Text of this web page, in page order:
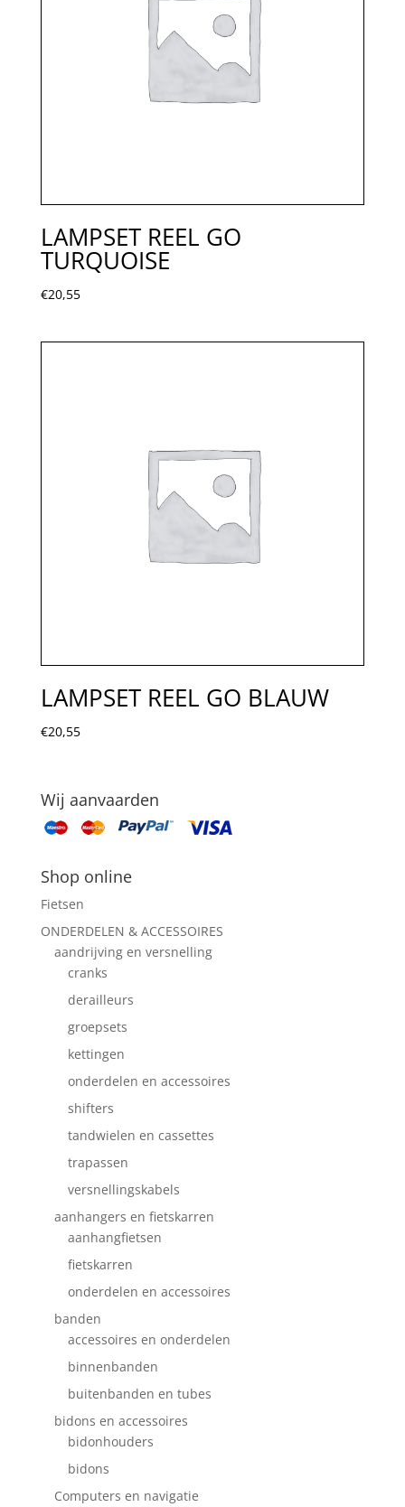
LAMPSET REEL GO
TURQUOISE
€20,55
LAMPSET REEL GO BLAUW
€20,55
Wij aanvaarden
Shop online
Fietsen
ONDERDELEN & ACCESSOIRES
aandrijving en versnelling
cranks
derailleurs
groepsets
kettingen
onderdelen en accessoires
shifters
tandwielen en cassettes
trapassen
versnellingskabels
aanhangers en fietskarren
aanhangfietsen
fietskarren
onderdelen en accessoires
banden
accessoires en onderdelen
binnenbanden
buitenbanden en tubes
bidons en accessoires
bidonhouders
bidons
Computers en navigatie